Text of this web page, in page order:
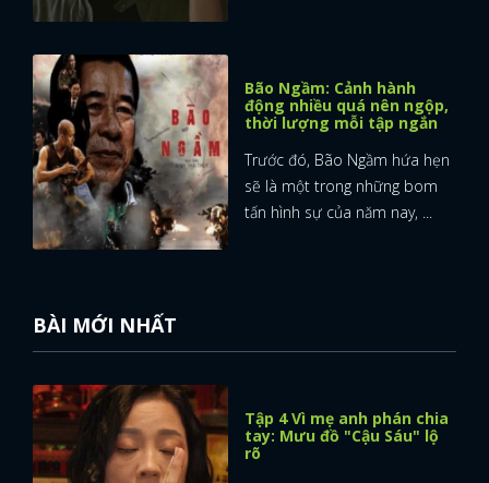
Bão Ngầm: Cảnh hành
động nhiều quá nên ngộp,
thời lượng mỗi tập ngắn
Trước đó, Bão Ngầm hứa hẹn
sẽ là một trong những bom
tấn hình sự của năm nay, ...
BÀI MỚI NHẤT
Tập 4 Vì mẹ anh phán chia
tay: Mưu đồ "Cậu Sáu" lộ
rõ